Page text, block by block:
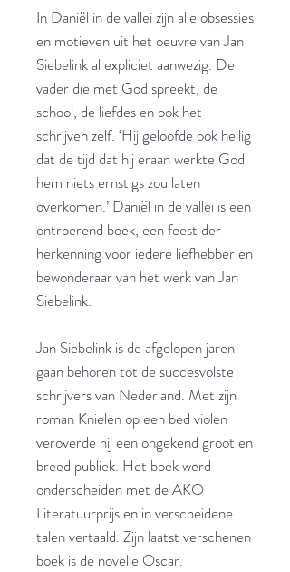
In Daniël in de vallei zijn alle obsessies
en motieven uit het oeuvre van Jan
Siebelink al expliciet aanwezig. De
vader die met God spreekt, de
school, de liefdes en ook het
schrijven zelf. ‘Hij geloofde ook heilig
dat de tijd dat hij eraan werkte God
hem niets ernstigs zou laten
overkomen.’ Daniël in de vallei is een
ontroerend boek, een feest der
herkenning voor iedere liefhebber en
bewonderaar van het werk van Jan
Siebelink.
Jan Siebelink is de afgelopen jaren
gaan behoren tot de succesvolste
schrijvers van Nederland. Met zijn
roman Knielen op een bed violen
veroverde hij een ongekend groot en
breed publiek. Het boek werd
onderscheiden met de AKO
Literatuurprijs en in verscheidene
talen vertaald. Zijn laatst verschenen
boek is de novelle Oscar.